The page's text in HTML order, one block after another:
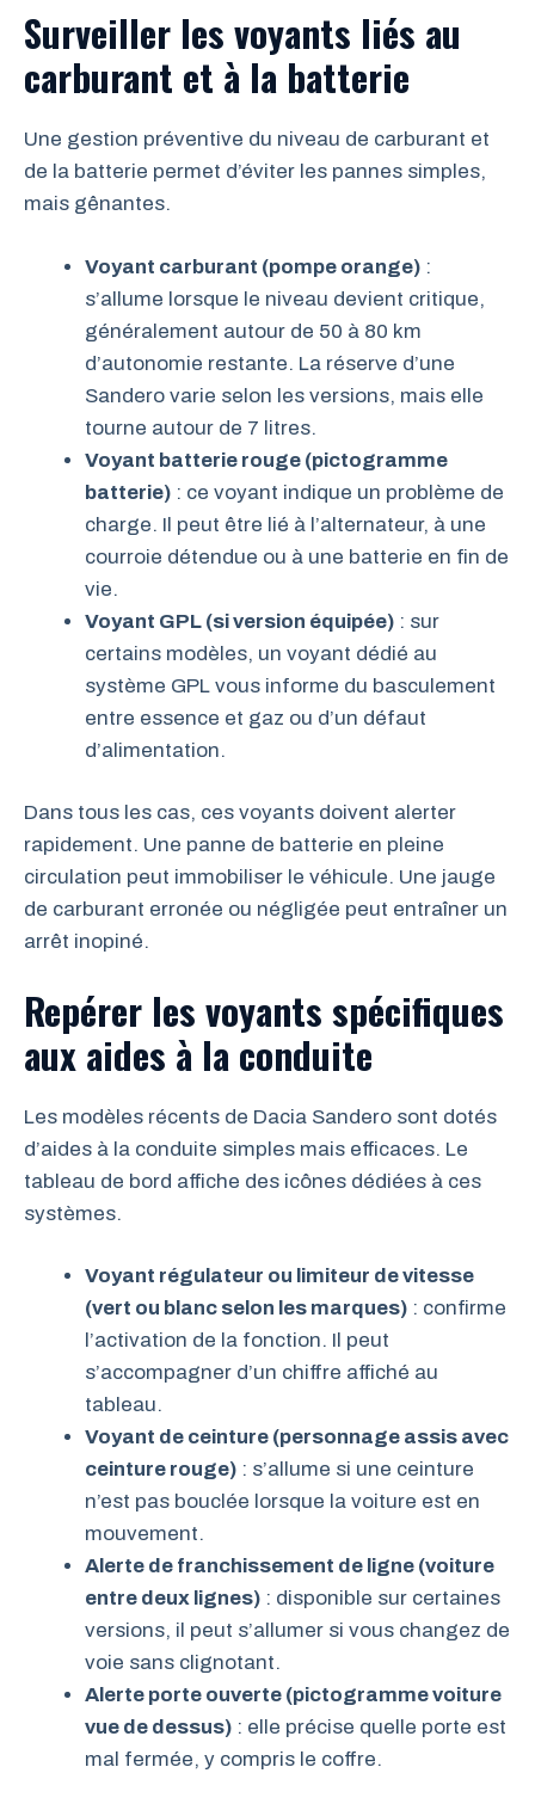
Surveiller les voyants liés au
carburant et à la batterie
Une gestion préventive du niveau de carburant et
de la batterie permet d’éviter les pannes simples,
mais gênantes.
Voyant carburant (pompe orange) :
s’allume lorsque le niveau devient critique,
généralement autour de 50 à 80 km
d’autonomie restante. La réserve d’une
Sandero varie selon les versions, mais elle
tourne autour de 7 litres.
Voyant batterie rouge (pictogramme
batterie) : ce voyant indique un problème de
charge. Il peut être lié à l’alternateur, à une
courroie détendue ou à une batterie en fin de
vie.
Voyant GPL (si version équipée) : sur
certains modèles, un voyant dédié au
système GPL vous informe du basculement
entre essence et gaz ou d’un défaut
d’alimentation.
Dans tous les cas, ces voyants doivent alerter
rapidement. Une panne de batterie en pleine
circulation peut immobiliser le véhicule. Une jauge
de carburant erronée ou négligée peut entraîner un
arrêt inopiné.
Repérer les voyants spécifiques
aux aides à la conduite
Les modèles récents de Dacia Sandero sont dotés
d’aides à la conduite simples mais efficaces. Le
tableau de bord affiche des icônes dédiées à ces
systèmes.
Voyant régulateur ou limiteur de vitesse
(vert ou blanc selon les marques) : confirme
l’activation de la fonction. Il peut
s’accompagner d’un chiffre affiché au
tableau.
Voyant de ceinture (personnage assis avec
ceinture rouge) : s’allume si une ceinture
n’est pas bouclée lorsque la voiture est en
mouvement.
Alerte de franchissement de ligne (voiture
entre deux lignes) : disponible sur certaines
versions, il peut s’allumer si vous changez de
voie sans clignotant.
Alerte porte ouverte (pictogramme voiture
vue de dessus) : elle précise quelle porte est
mal fermée, y compris le coffre.